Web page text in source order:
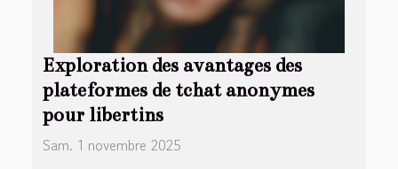
Exploration des avantages des
plateformes de tchat anonymes
pour libertins
Sam. 1 novembre 2025